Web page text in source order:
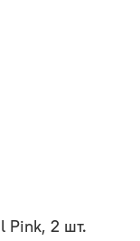
Pink, 2 шт.